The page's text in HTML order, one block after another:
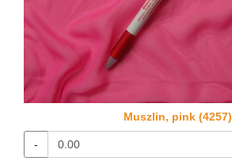
Muszlin, pink (4257)
-